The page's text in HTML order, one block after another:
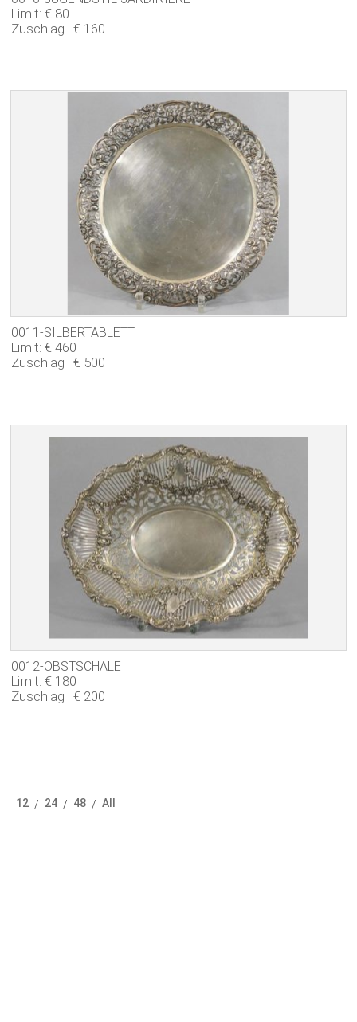
Limit: € 80
Zuschlag : € 160
0011-SILBERTABLETT
Limit: € 460
Zuschlag : € 500
0012-OBSTSCHALE
Limit: € 180
Zuschlag : € 200
12 / 24 / 48 / All